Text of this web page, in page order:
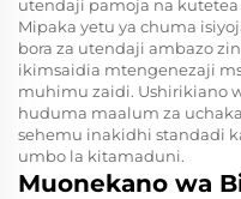
utendaji pamoja na
Mipaka yetu ya chuma
bora za utendaji ambazo
ikimsaidia mtengenezaji
muhimu zaidi. Ushirikiano
huduma maalum za
sehemu inakidhi standadi
umbo la kitamaduni.
Muonekano wa